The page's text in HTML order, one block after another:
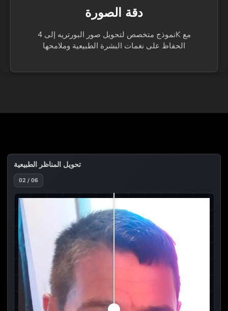
دقة الصورة
نموذج متخصص لتحويل صور البورتريه إلى 4K مع
الحفاظ على نغمات البشرة الطبيعية وملامحها
تحويل المناظر الطبيعية
02 / 06